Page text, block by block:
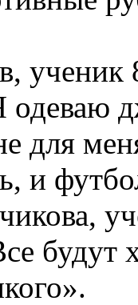
ученик
для
и
будут